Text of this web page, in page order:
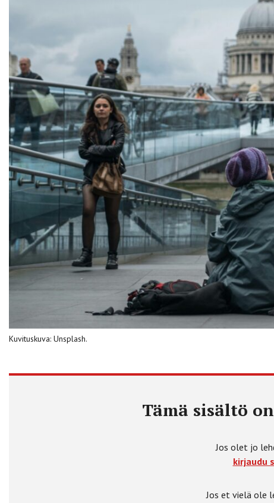
Kuvituskuva: Unsplash.
Tämä sisältö
Jos olet jo
kirjaudu
Jos et vielä ole